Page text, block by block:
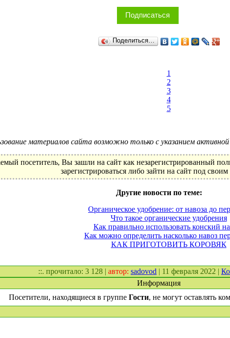
Подписаться
Поделиться…
1
2
3
4
5
материалов сайта возможно только с указанием
посетитель, Вы зашли на сайт как незарегистрированный
зарегистрироваться либо зайти на сайт под
Другие новости по теме:
Органическое удобрение: от навоза до
Что такое органические удобрения
Как правильно использовать конский
Как можно определить насколько навоз
КАК ПРИГОТОВИТЬ КОРОВЯК
::. прочитало: 3 128 | автор: sadovod | 11 февраля 2022 |
Информация
Посетители, находящиеся в группе Гости, не могут оставлять